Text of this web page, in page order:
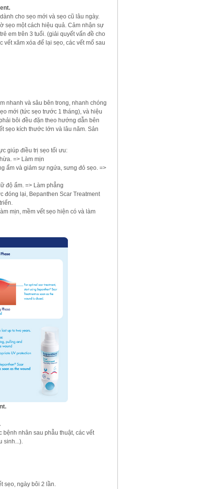
cho sẹo mới và sẹo cũ lâu ngày.
sẹo một cách hiệu quả. Cảm nhận sự
em trên 3 tuổi. (giải quyết vấn đề cho
xăm xóa để lại sẹo, các vết mổ sau
nhanh và sâu bên trong, nhanh chóng
mới (tức sẹo trước 1 tháng), và hiệu
bôi đều đặn theo hướng dẫn bên
sẹo kích thước lớn và lâu năm. Sản
giúp điều trị sẹo tối ưu:
=> Làm mịn
ẩm và giảm sự ngứa, sưng đỏ sẹo. =>
độ ẩm. => Làm phẳng
lại, Bepanthen Scar Treatment
mịn, mềm vết sẹo hiện có và làm
bệnh nhân sau phẫu thuật, các vết
sinh...).
sẹo, ngày bôi 2 lần.